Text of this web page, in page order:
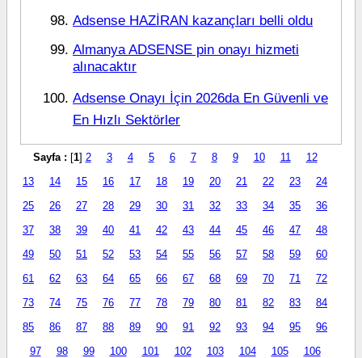
Adsense HAZİRAN kazançları belli oldu
Almanya ADSENSE pin onayı hizmeti
alınacaktır
Adsense Onayı İçin 2026da En Güvenli ve
En Hızlı Sektörler
Sayfa : [1] 2 3 4 5 6 7 8 9 10 11
12
13
14 15 16 17 18 19 20 21 22 23
24
25
26 27 28 29 30 31 32 33 34 35
36
37
38 39 40 41 42 43 44 45 46 47
48
49
50 51 52 53 54 55 56 57 58 59
60
61
62 63 64 65 66 67 68 69 70 71
72
73
74 75 76 77 78 79 80 81 82 83
84
85
86 87 88 89 90 91 92 93 94 95
96
97
98 99 100 101 102 103 104 105
106